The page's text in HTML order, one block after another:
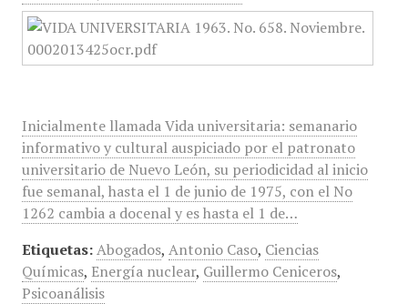
Inicialmente llamada Vida universitaria: semanario
informativo y cultural auspiciado por el patronato
universitario de Nuevo León, su periodicidad al inicio
fue semanal, hasta el 1 de junio de 1975, con el No
1262 cambia a docenal y es hasta el 1 de…
Etiquetas: Abogados, Antonio Caso, Ciencias
Químicas, Energía nuclear, Guillermo Ceniceros,
Psicoanálisis